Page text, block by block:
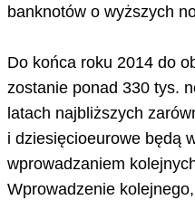
banknotów o wyższych
Do końca roku 2014 do
zostanie ponad 330 tys.
latach najbliższych
i dziesięcioeurowe będą
wprowadzaniem
Wprowadzenie